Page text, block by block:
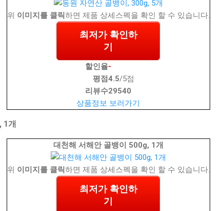
위 이미지를 클릭하면 제품 상세스펙을 확인 할 수 있습니다.
최저가 확인하
기
할인율-
평점4.5/5점
리뷰수29540
상품정보 보러가기
1개
대천해 서해안 골뱅이 500g, 1개
위 이미지를 클릭하면 제품 상세스펙을 확인 할 수 있습니다.
최저가 확인하
기